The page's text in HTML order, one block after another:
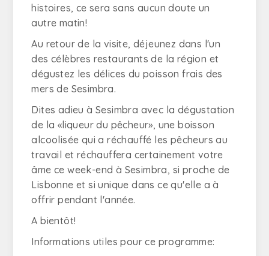
histoires, ce sera sans aucun doute un
autre matin!
Au retour de la visite, déjeunez dans l'un
des célèbres restaurants de la région et
dégustez les délices du poisson frais des
mers de Sesimbra.
Dites adieu à Sesimbra avec la dégustation
de la «liqueur du pêcheur», une boisson
alcoolisée qui a réchauffé les pêcheurs au
travail et réchauffera certainement votre
âme ce week-end à Sesimbra, si proche de
Lisbonne et si unique dans ce qu'elle a à
offrir pendant l'année.
A bientôt!
Informations utiles pour ce programme: